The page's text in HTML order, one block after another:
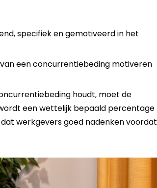
specifiek en gemotiveerd in het
een concurrentiebeding motiveren
houdt, moet de
een wettelijk bepaald percentage
werkgevers goed nadenken voordat